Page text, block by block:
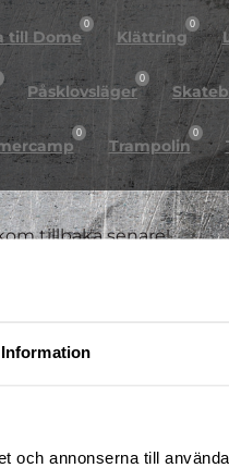
Information
och annonserna till
till Dome
0
Klättring
0
Påsklovsläger
0
0
Trampolin
0
tillbaka senare!